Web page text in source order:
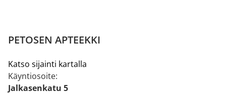
PETOSEN APTEEKKI
Katso sijainti kartalla
Käyntiosoite:
Jalkasenkatu 5